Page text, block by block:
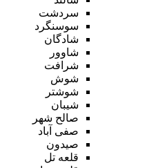
سردشت
سوسنگرد
شادگان
شاوور
شرافت
شوش
شوشتر
شیبان
صالح شهر
صفی آباد
صیدون
قلعه تل